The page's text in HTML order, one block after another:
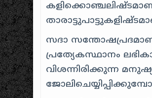
സദാ
പ്രത്യേകസ്ഥാനം
വിശന്നിരിക്കുന്ന